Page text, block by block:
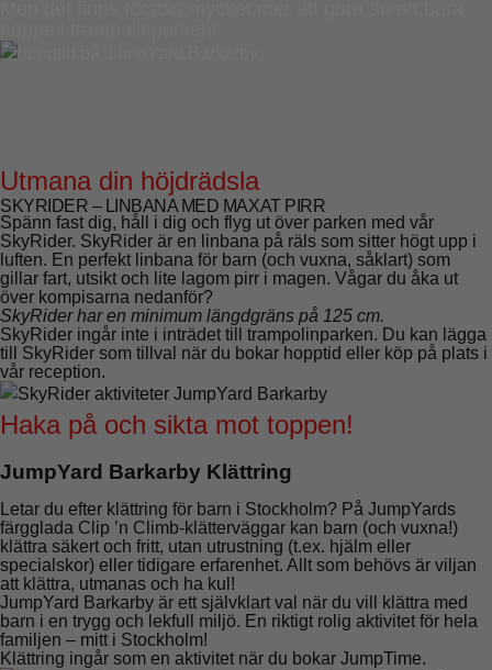
Utmana din höjdrädsla
SKYRIDER – LINBANA MED MAXAT PIRR
Spänn fast dig, håll i dig och flyg ut över parken med vår
SkyRider. SkyRider är en linbana på räls som sitter högt upp i
luften. En perfekt linbana för barn (och vuxna, såklart) som
gillar fart, utsikt och lite lagom pirr i magen. Vågar du åka ut
över kompisarna nedanför?
SkyRider har en minimum längdgräns på 125 cm.
SkyRider ingår inte i inträdet till trampolinparken. Du kan lägga
till SkyRider som tillval när du bokar hopptid eller köp på plats i
vår reception.
Haka på och sikta mot toppen!
JumpYard Barkarby Klättring
Letar du efter klättring för barn i Stockholm? På JumpYards
färgglada Clip ’n Climb-klätterväggar kan barn (och vuxna!)
klättra säkert och fritt, utan utrustning (t.ex. hjälm eller
specialskor) eller tidigare erfarenhet. Allt som behövs är viljan
att klättra, utmanas och ha kul!
JumpYard Barkarby är ett självklart val när du vill klättra med
barn i en trygg och lekfull miljö. En riktigt rolig aktivitet för hela
familjen – mitt i Stockholm!
Klättring ingår som en aktivitet när du bokar JumpTime.